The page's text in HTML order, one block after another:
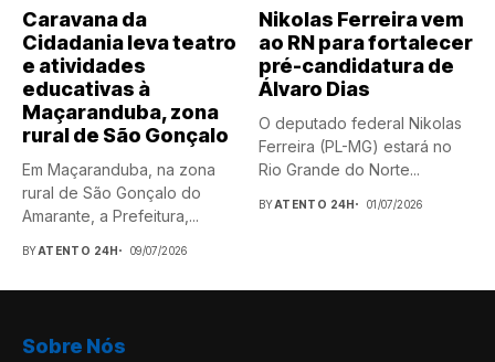
Caravana da
Cidadania leva teatro
e atividades
educativas à
Maçaranduba, zona
rural de São Gonçalo
Em Maçaranduba, na zona
rural de São Gonçalo do
Amarante, a Prefeitura,...
BYATENTO 24H 09/07/2026
Nikolas Ferreira vem
ao RN para fortalecer
pré-candidatura de
Álvaro Dias
O deputado federal Nikolas
Ferreira (PL-MG) estará no
Rio Grande do Norte...
BYATENTO 24H 01/07/2026
Sobre Nós